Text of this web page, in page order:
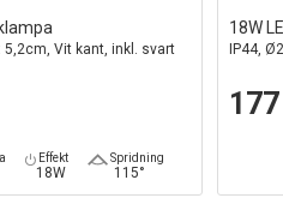
Vit kant, inkl. svart
Effekt
18W
Spridning
115°
18W
IP44,